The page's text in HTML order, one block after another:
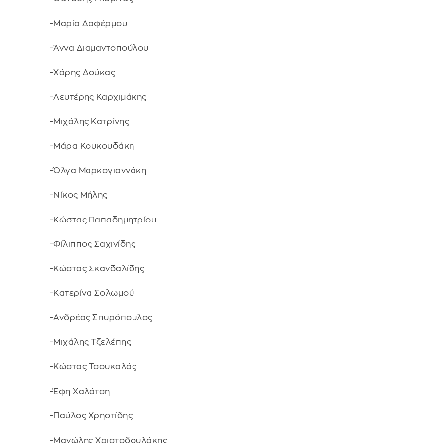
-Μαρία Δαφέρμου
-Άννα Διαμαντοπούλου
-Χάρης Δούκας
-Λευτέρης Καρχιμάκης
-Μιχάλης Κατρίνης
-Μάρα Κουκουδάκη
-Όλγα Μαρκογιαννάκη
-Νίκος Μήλης
-Κώστας Παπαδημητρίου
-Φίλιππος Σαχινίδης
-Κώστας Σκανδαλίδης
-Κατερίνα Σολωμού
-Ανδρέας Σπυρόπουλος
-Μιχάλης Τζελέπης
-Κώστας Τσουκαλάς
-Έφη Χαλάτση
-Παύλος Χρηστίδης
-Μανώλης Χριστοδουλάκης